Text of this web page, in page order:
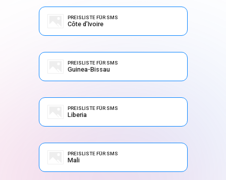
PREISLISTE FÜR SMS
Côte d’Ivoire
PREISLISTE FÜR SMS
Guinea-Bissau
PREISLISTE FÜR SMS
Liberia
PREISLISTE FÜR SMS
Mali